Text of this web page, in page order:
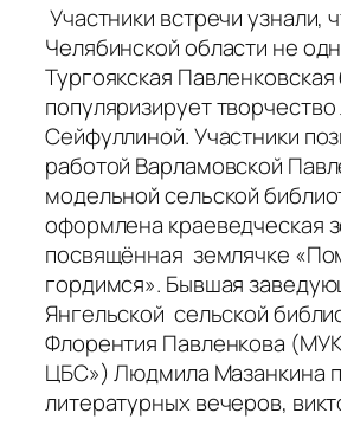
Участники встречи узнали,
Челябинской области не
Тургоякская
популяризирует
Сейфуллиной. Участники
работой Варламовской
модельной сельской
оформлена краеведческая
посвящённая землячке
гордимся». Бывшая
Янгельской сельской
Флорентия Павленкова
ЦБС») Людмила Мазанкина
литературных вечеров,